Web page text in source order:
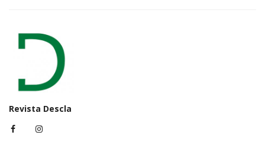
Revista Descla